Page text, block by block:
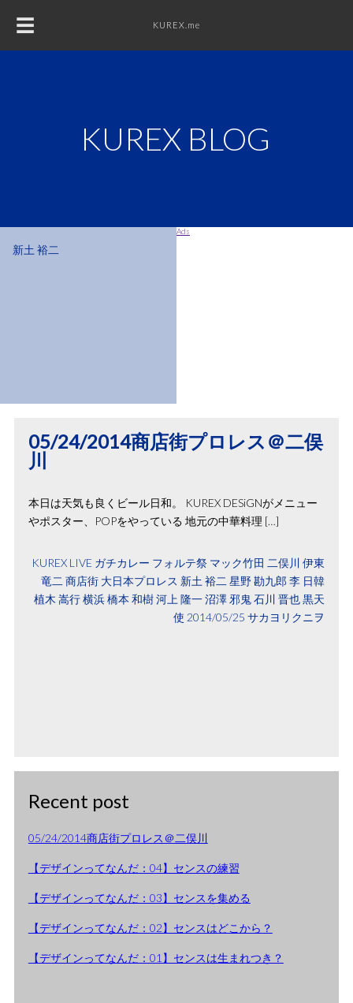
DESIGN
PHOTO
☰ KUREX.me
KUREX BLOG
新土 裕二
Ads
05/24/2014商店街プロレス＠二俣
川
本日は天気も良くビール日和。 KUREX DESiGNがメニュー
やポスター、POPをやっている 地元の中華料理 […]
KUREX LIVE ガチカレー フォルテ祭 マック竹田 二俣川 伊東
竜二 商店街 大日本プロレス 新土 裕二 星野 勘九郎 李 日韓
植木 嵩行横浜橋本 和樹河上 隆一沼澤 邪鬼石川 晋也黒天
使 2014/05/25 サカヨリクニヲ
Recent post
05/24/2014商店街プロレス＠二俣川
【デザインってなんだ：04】センスの練習
【デザインってなんだ：03】センスを集める
【デザインってなんだ：02】センスはどこから？
【デザインってなんだ：01】センスは生まれつき？